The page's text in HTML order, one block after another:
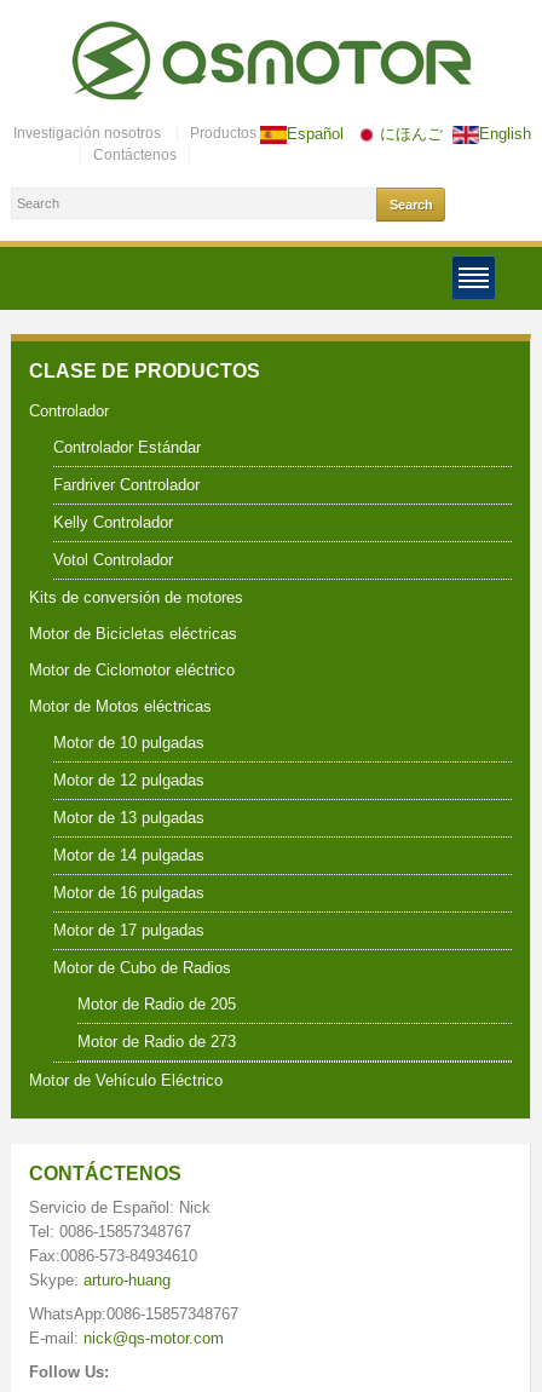
Español にほんご English
Investigación nosotros
Productos
Contáctenos
CLASE DE PRODUCTOS
Controlador
Controlador Estándar
Fardriver Controlador
Kelly Controlador
Votol Controlador
Kits de conversión de motores
Motor de Bicicletas eléctricas
Motor de Ciclomotor eléctrico
Motor de Motos eléctricas
Motor de 10 pulgadas
Motor de 12 pulgadas
Motor de 13 pulgadas
Motor de 14 pulgadas
Motor de 16 pulgadas
Motor de 17 pulgadas
Motor de Cubo de Radios
Motor de Radio de 205
Motor de Radio de 273
Motor de Vehículo Eléctrico
CONTÁCTENOS
Servicio de Español: Nick
Tel: 0086-15857348767
Fax:0086-573-84934610
Skype: arturo-huang
WhatsApp:0086-15857348767
E-mail: nick@qs-motor.com
Follow Us: